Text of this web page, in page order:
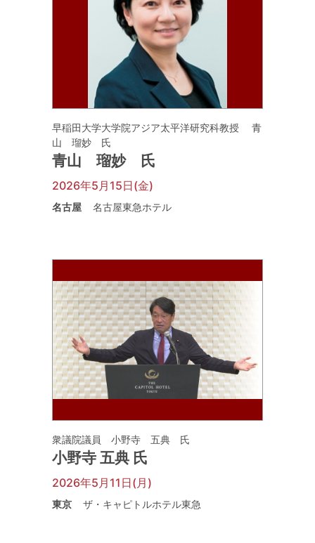
早稲田大学大学院アジア太平洋研究科教授 青
山 瑠妙 氏
青山 瑠妙 氏
2026年5月15日(金)
名古屋 名古屋東急ホテル
衆議院議員 小野寺 五典 氏
小野寺 五典 氏
2026年5月11日(月)
東京 ザ・キャピトルホテル東急